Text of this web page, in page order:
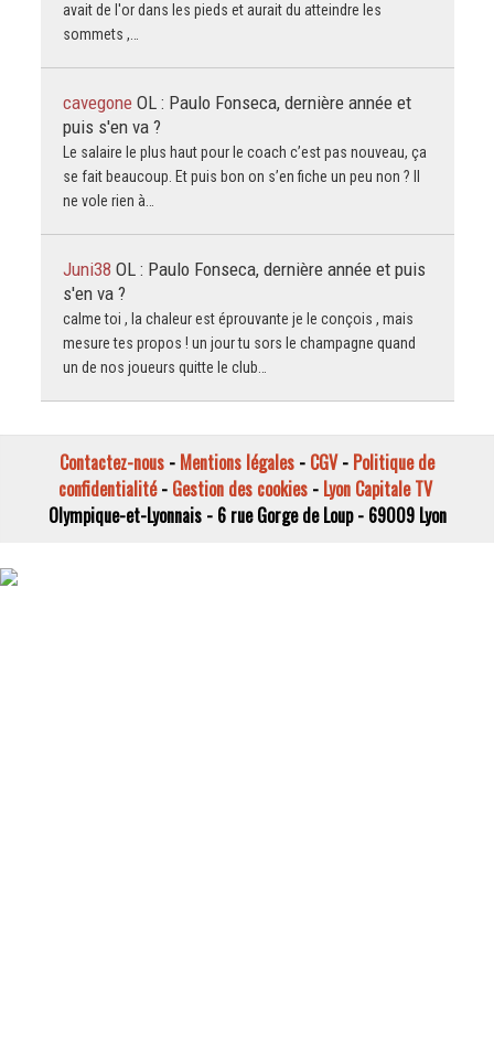
avait de l'or dans les pieds et aurait du atteindre les
sommets ,…
cavegone OL : Paulo Fonseca, dernière année et
puis s'en va ?
Le salaire le plus haut pour le coach c’est pas nouveau, ça
se fait beaucoup. Et puis bon on s’en fiche un peu non ? Il
ne vole rien à…
Juni38 OL : Paulo Fonseca, dernière année et puis
s'en va ?
calme toi , la chaleur est éprouvante je le conçois , mais
mesure tes propos ! un jour tu sors le champagne quand
un de nos joueurs quitte le club…
Contactez-nous - Mentions légales - CGV- Politique de
confidentialité- Gestion des cookies- Lyon Capitale TV
Olympique-et-Lyonnais - 6 rue Gorge de Loup - 69009 Lyon